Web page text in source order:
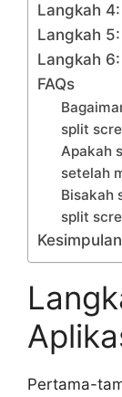
Langkah
Langkah
Langkah
FAQs
split
Apakah
setelah
Bisakah
split
Kesimpulan
Pertama-